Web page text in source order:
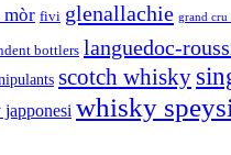
mòr fivi glenallachie grand cru
bottlers languedoc-
scotch whisky
whisky